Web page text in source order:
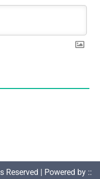
| Powered by ::